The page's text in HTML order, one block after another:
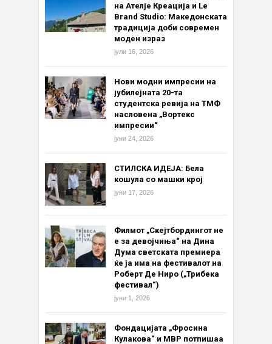
на Ателје Креација и Le
Brand Studio: Македонската
традиција доби современ
моден израз
јули 16, 2026
Нови модни импресии на
јубилејната 20-та
студентска ревија на ТМФ
насловена „Вортекс
импресии“
јуни 24, 2026
СТИЛСКА ИДЕЈА: Бела
кошула со машки крој
јуни 17, 2026
Филмот „Скејтбордингот не
е за девојчиња“ на Дина
Дума светската премиера
ќе ја има на фестивалот на
Роберт Де Ниро („Трибека
фестивал“)
јуни 1, 2026
Фондацијата „Фросина
Кулакова“ и МВР потпишаа